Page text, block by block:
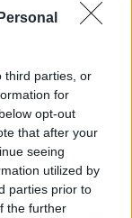
third parties, or
for
opt-out
that after your
seeing
utilized by
parties prior to
the further